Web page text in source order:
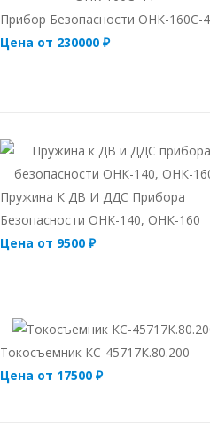
Прибор Безопасности ОНК-160С-
Цена от 230000 ₽
Пружина К ДВ И ДДС Прибора
Безопасности ОНК-140, ОНК-160
Цена от 9500 ₽
Токосъемник КС-45717К.80.200
Цена от 17500 ₽